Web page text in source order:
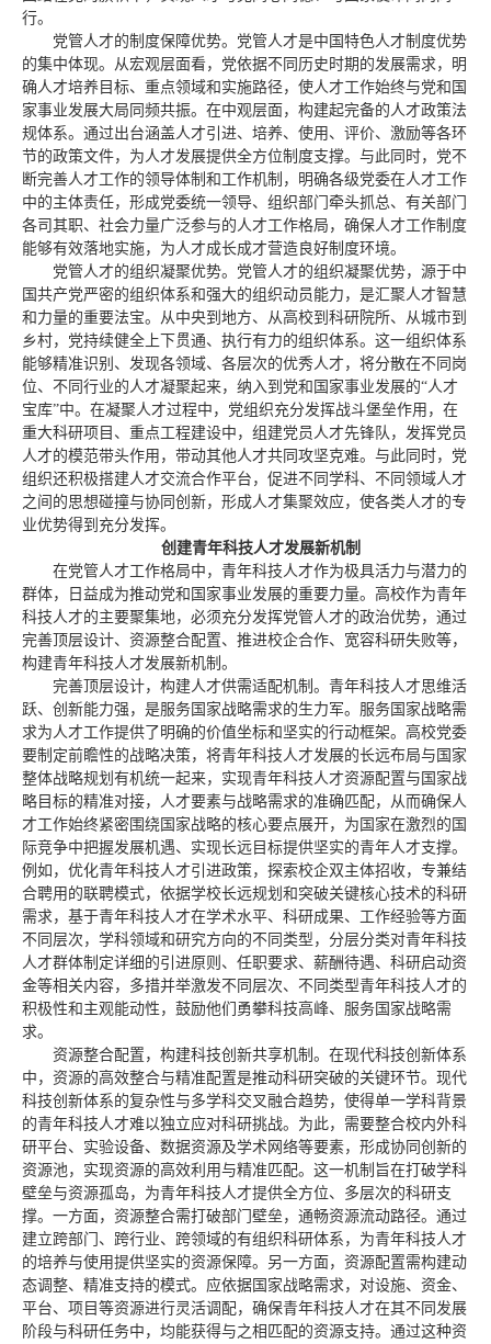
行。
党管人才的制度保障优势。党管人才是中国特色人才制度优势
的集中体现。从宏观层面看，党依据不同历史时期的发展需求，明
确人才培养目标、重点领域和实施路径，使人才工作始终与党和国
家事业发展大局同频共振。在中观层面，构建起完备的人才政策法
规体系。通过出台涵盖人才引进、培养、使用、评价、激励等各环
节的政策文件，为人才发展提供全方位制度支撑。与此同时，党不
断完善人才工作的领导体制和工作机制，明确各级党委在人才工作
中的主体责任，形成党委统一领导、组织部门牵头抓总、有关部门
各司其职、社会力量广泛参与的人才工作格局，确保人才工作制度
能够有效落地实施，为人才成长成才营造良好制度环境。
党管人才的组织凝聚优势。党管人才的组织凝聚优势，源于中
国共产党严密的组织体系和强大的组织动员能力，是汇聚人才智慧
和力量的重要法宝。从中央到地方、从高校到科研院所、从城市到
乡村，党持续健全上下贯通、执行有力的组织体系。这一组织体系
能够精准识别、发现各领域、各层次的优秀人才，将分散在不同岗
位、不同行业的人才凝聚起来，纳入到党和国家事业发展的“人才
宝库”中。在凝聚人才过程中，党组织充分发挥战斗堡垒作用，在
重大科研项目、重点工程建设中，组建党员人才先锋队，发挥党员
人才的模范带头作用，带动其他人才共同攻坚克难。与此同时，党
组织还积极搭建人才交流合作平台，促进不同学科、不同领域人才
之间的思想碰撞与协同创新，形成人才集聚效应，使各类人才的专
业优势得到充分发挥。
创建青年科技人才发展新机制
在党管人才工作格局中，青年科技人才作为极具活力与潜力的
群体，日益成为推动党和国家事业发展的重要力量。高校作为青年
科技人才的主要聚集地，必须充分发挥党管人才的政治优势，通过
完善顶层设计、资源整合配置、推进校企合作、宽容科研失败等，
构建青年科技人才发展新机制。
完善顶层设计，构建人才供需适配机制。青年科技人才思维活
跃、创新能力强，是服务国家战略需求的生力军。服务国家战略需
求为人才工作提供了明确的价值坐标和坚实的行动框架。高校党委
要制定前瞻性的战略决策，将青年科技人才发展的长远布局与国家
整体战略规划有机统一起来，实现青年科技人才资源配置与国家战
略目标的精准对接，人才要素与战略需求的准确匹配，从而确保人
才工作始终紧密围绕国家战略的核心要点展开，为国家在激烈的国
际竞争中把握发展机遇、实现长远目标提供坚实的青年人才支撑。
例如，优化青年科技人才引进政策，探索校企双主体招收，专兼结
合聘用的联聘模式，依据学校长远规划和突破关键核心技术的科研
需求，基于青年科技人才在学术水平、科研成果、工作经验等方面
不同层次，学科领域和研究方向的不同类型，分层分类对青年科技
人才群体制定详细的引进原则、任职要求、薪酬待遇、科研启动资
金等相关内容，多措并举激发不同层次、不同类型青年科技人才的
积极性和主观能动性，鼓励他们勇攀科技高峰、服务国家战略需
求。
资源整合配置，构建科技创新共享机制。在现代科技创新体系
中，资源的高效整合与精准配置是推动科研突破的关键环节。现代
科技创新体系的复杂性与多学科交叉融合趋势，使得单一学科背景
的青年科技人才难以独立应对科研挑战。为此，需要整合校内外科
研平台、实验设备、数据资源及学术网络等要素，形成协同创新的
资源池，实现资源的高效利用与精准匹配。这一机制旨在打破学科
壁垒与资源孤岛，为青年科技人才提供全方位、多层次的科研支
撑。一方面，资源整合需打破部门壁垒，通畅资源流动路径。通过
建立跨部门、跨行业、跨领域的有组织科研体系，为青年科技人才
的培养与使用提供坚实的资源保障。另一方面，资源配置需构建动
态调整、精准支持的模式。应依据国家战略需求，对设施、资金、
平台、项目等资源进行灵活调配，确保青年科技人才在其不同发展
阶段与科研任务中，均能获得与之相匹配的资源支持。通过这种资